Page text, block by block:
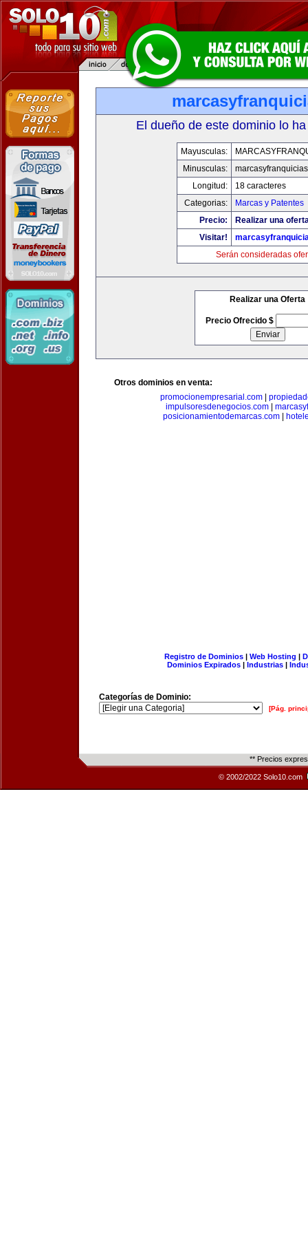
El dueño de este dominio lo
Mayusculas:
Minusculas:
Longitud:
18 caracteres
Categorias:
Marcas y Patentes
Precio:
Realizar una
Visitar!
Serán consideradas
Realizar una Oferta
Precio Ofrecido $
Otros dominios en venta:
promocionempresarial.com|
impulsoresdenegocios.com|
posicionamientodemarcas.com
Registro de Dominios| Web Hosting |
Dominios Expirados | Industrias |
Categorías de Dominio:
[Pág.
** Precios
© 2002/2022 Solo10.com